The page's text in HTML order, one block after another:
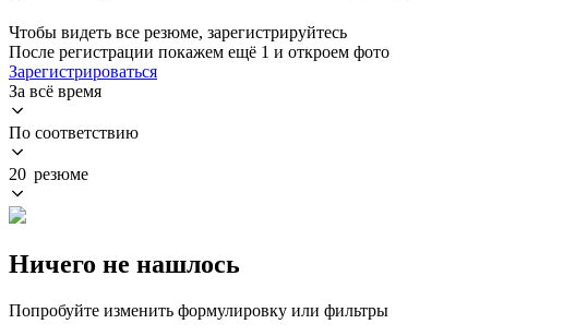
Чтобы видеть все резюме, зарегистрируйтесь
После регистрации покажем ещё 1 и откроем фото
Зарегистрироваться
За всё время
По соответствию
20 резюме
Ничего не нашлось
Попробуйте изменить формулировку или фильтры